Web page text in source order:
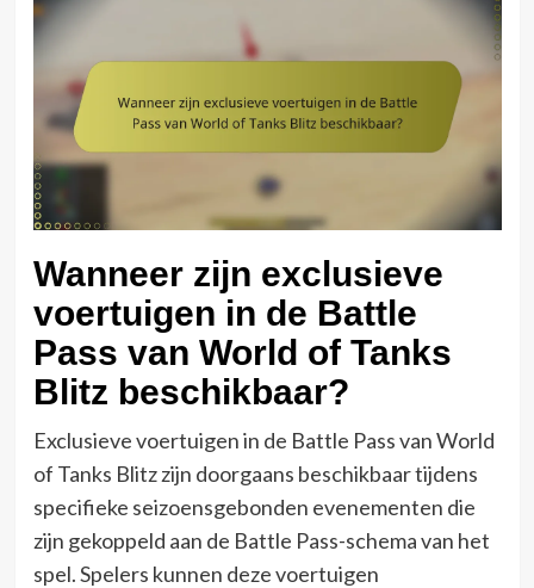
Wanneer zijn exclusieve
voertuigen in de Battle
Pass van World of Tanks
Blitz beschikbaar?
Exclusieve voertuigen in de Battle Pass van World
of Tanks Blitz zijn doorgaans beschikbaar tijdens
specifieke seizoensgebonden evenementen die
zijn gekoppeld aan de Battle Pass-schema van het
spel. Spelers kunnen deze voertuigen